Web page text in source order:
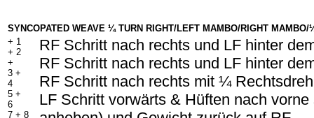
SYNCOPATED WEAVE ¼ TURN RIGHT/LEFT MAMBO/RIGHT
+ 1
+ 2
+
3 +
4
5 +
6
7 + 8
RF Schritt nach rechts und LF hinter
RF Schritt nach rechts und LF hinter
RF Schritt nach rechts mit ¼
LF Schritt vorwärts & Hüften nach